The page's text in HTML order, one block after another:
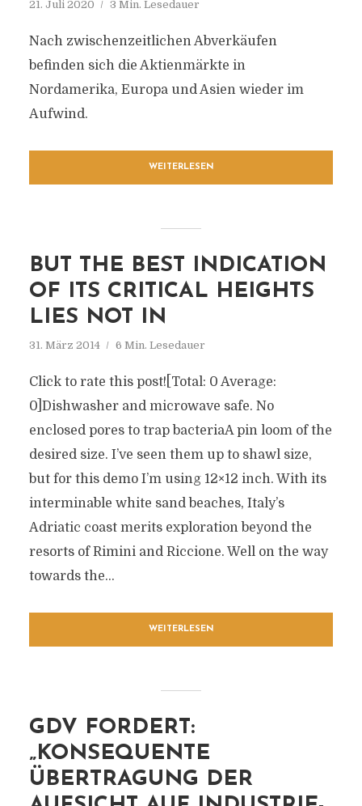
21. Juli 2020 3 Min. Lesedauer
Nach zwischenzeitlichen Abverkäufen
befinden sich die Aktienmärkte in
Nordamerika, Europa und Asien wieder im
Aufwind.
WEITERLESEN
BUT THE BEST INDICATION
OF ITS CRITICAL HEIGHTS
LIES NOT IN
31. März 2014 6 Min. Lesedauer
Click to rate this post![Total: 0 Average:
0]Dishwasher and microwave safe. No
enclosed pores to trap bacteriaA pin loom of the
desired size. I’ve seen them up to shawl size,
but for this demo I’m using 12×12 inch. With its
interminable white sand beaches, Italy’s
Adriatic coast merits exploration beyond the
resorts of Rimini and Riccione. Well on the way
towards the...
WEITERLESEN
GDV FORDERT:
„KONSEQUENTE
ÜBERTRAGUNG DER